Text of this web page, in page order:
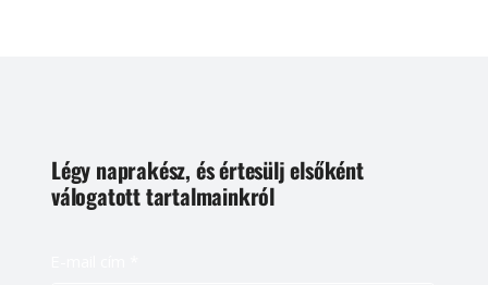
Légy naprakész, és értesülj elsőként
válogatott tartalmainkról